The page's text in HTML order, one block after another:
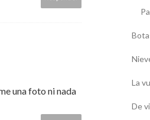
una foto ni nada
La
De